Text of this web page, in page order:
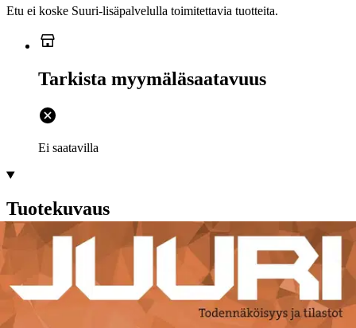
Etu ei koske Suuri‑lisäpalvelulla toimitettavia tuotteita.
Tarkista myymäläsaatavuus
Ei saatavilla
Tuotekuvaus
Juuri 10 Todennäköisyys ja tilastot on lukion matematiikan
väriläiskä, jolla on suoria soveltamiskohteita jokapäiväisessä
elämässä. Miten lasketaan, onko odotettavissa voitto vai tappio?
Monellako tavalla esineitä voi valita tai järjestää jonoon? Mitä